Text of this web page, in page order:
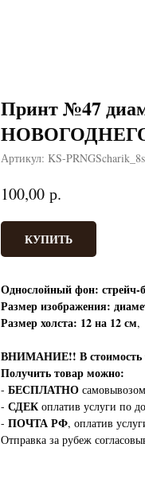
Принт №47
Артикул: KS-
100,00 р.
КУПИТЬ
Однослойный фон: стрейч-
Размер изображения:
Размер холста: 12 на 12 см,
ВНИМАНИЕ!! В
Получить товар можно:
- БЕСПЛАТНО
- СДЕК оплатив услуги по
- ПОЧТА РФ, оплатив
Отправка за рубеж